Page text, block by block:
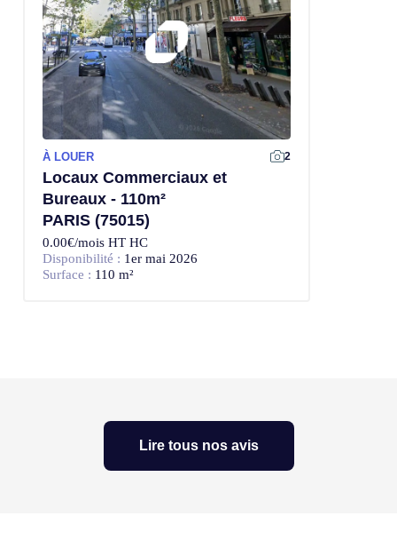
À LOUER 2
Locaux Commerciaux et
Bureaux - 110m²
PARIS (75015)
0.00€/mois HT HC
Disponibilité : 1er mai 2026
Surface : 110 m²
Lire tous nos avis